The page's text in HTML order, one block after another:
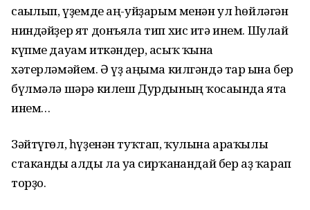
сағылып, үҙемде аң-уйҙарым менән ул һөйләгән
ниндәйҙер ят донъяла тип хис итә инем. Шулай
күпме дауам иткәндер, асыҡ ҡына
хәтерләмәйем. Ә үҙ аңыма килгәндә тар ғына бер
бүлмәлә шәрә килеш Дурдының ҡосағында ята
инем…
Зәйтүгөл, һүҙенән туҡтап, ҡулына араҡылы
стаканды алды ла уға сирҡанғандай бер аҙ ҡарап
торҙо.